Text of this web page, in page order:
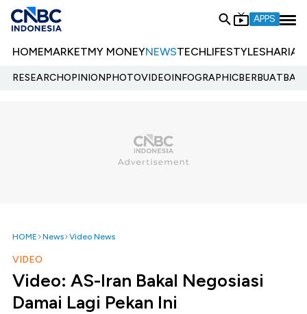
APPS
HOMEMARKETMY MONEYNEWSTECHLIFESTYLESHARIA
RESEARCHOPINIONPHOTOVIDEOINFOGRAPHIC
HOME News Video News
VIDEO
Video: AS-Iran Bakal Negosiasi
Damai Lagi Pekan Ini